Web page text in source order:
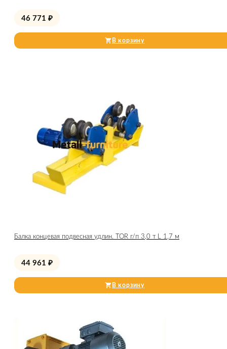
46 771 ₽
В корзину
Балка концевая подвесная удлин. TOR г/п 3,0 т L 1,7 м
44 961 ₽
В корзину